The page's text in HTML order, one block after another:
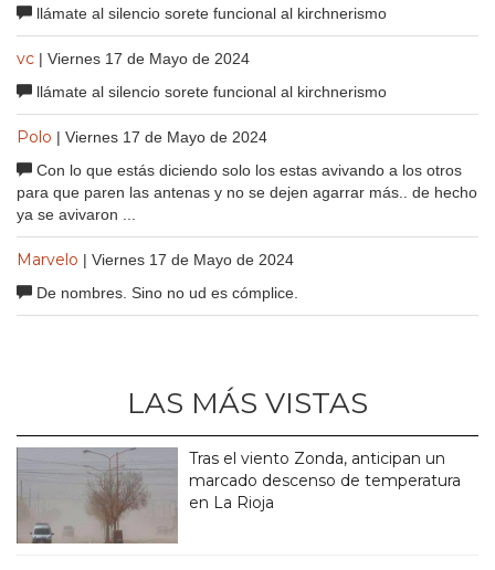
llámate al silencio sorete funcional al kirchnerismo
vc | Viernes 17 de Mayo de 2024
llámate al silencio sorete funcional al kirchnerismo
Polo | Viernes 17 de Mayo de 2024
Con lo que estás diciendo solo los estas avivando a los otros
para que paren las antenas y no se dejen agarrar más.. de hecho
ya se avivaron ...
Marvelo | Viernes 17 de Mayo de 2024
De nombres. Sino no ud es cómplice.
LAS MÁS VISTAS
Tras el viento Zonda, anticipan un
marcado descenso de temperatura
en La Rioja